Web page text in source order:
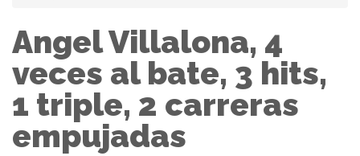
Angel Villalona, 4
veces al bate, 3 hits,
1 triple, 2 carreras
empujadas